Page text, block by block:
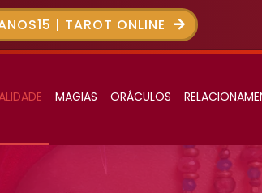
| TAROT ONLINE
MAGIAS ORÁCULOS